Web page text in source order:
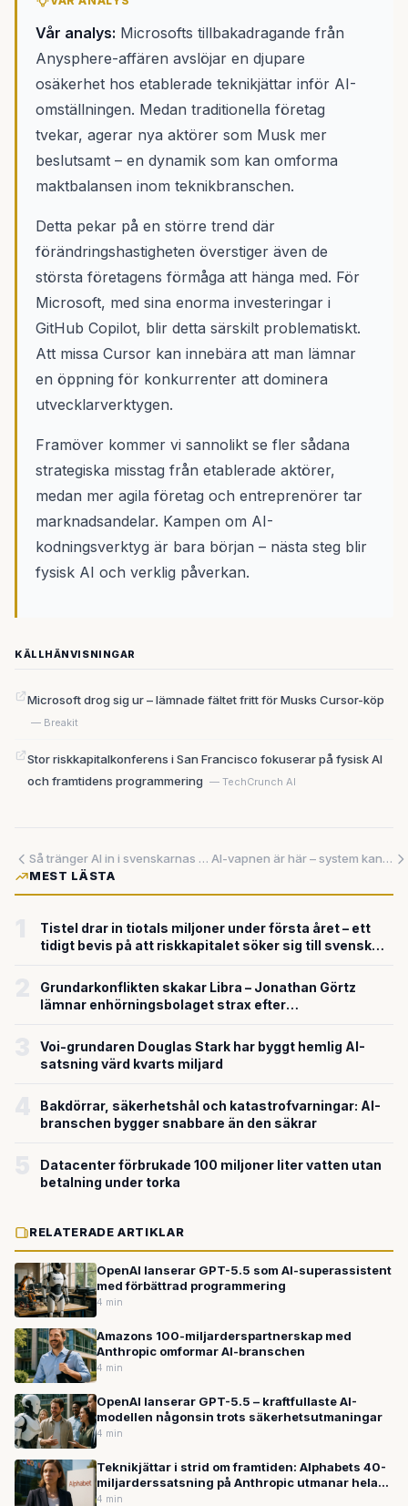
Vår analys: Microsofts tillbakadragande från
Anysphere-affären avslöjar en djupare
osäkerhet hos etablerade teknikjättar inför AI-
omställningen. Medan traditionella företag
tvekar, agerar nya aktörer som Musk mer
beslutsamt – en dynamik som kan omforma
maktbalansen inom teknikbranschen.
Detta pekar på en större trend där
förändringshastigheten överstiger även de
största företagens förmåga att hänga med. För
Microsoft, med sina enorma investeringar i
GitHub Copilot, blir detta särskilt problematiskt.
Att missa Cursor kan innebära att man lämnar
en öppning för konkurrenter att dominera
utvecklarverktygen.
Framöver kommer vi sannolikt se fler sådana
strategiska misstag från etablerade aktörer,
medan mer agila företag och entreprenörer tar
marknadsandelar. Kampen om AI-
kodningsverktyg är bara början – nästa steg blir
fysisk AI och verklig påverkan.
KÄLLHÄNVISNINGAR
Microsoft drog sig ur – lämnade fältet fritt för Musks Cursor-köp
— Breakit
Stor riskkapitalkonferens i San Francisco fokuserar på fysisk AI
och framtidens programmering — TechCrunch AI
Så tränger AI in i svenskarnas vardag – medan ojämställdheten består
AI-vapnen är här – system kan slå 5000 mål om dagen
MEST LÄSTA
Tistel drar in tiotals miljoner under första året – ett
tidigt bevis på att riskkapitalet söker sig till svensk
Grundarkonflikten skakar Libra – Jonathan Görtz
lämnar enhörningsbolaget strax efter
Voi-grundaren Douglas Stark har byggt hemlig AI-
satsning värd kvarts miljard
Bakdörrar, säkerhetshål och katastrofvarningar: AI-
branschen bygger snabbare än den säkrar
Datacenter förbrukade 100 miljoner liter vatten utan
betalning under torka
RELATERADE ARTIKLAR
OpenAI lanserar GPT-5.5 som AI-superassistent
med förbättrad programmering
4 min
Amazons 100-miljarderspartnerskap med
Anthropic omformar AI-branschen
4 min
OpenAI lanserar GPT-5.5 – kraftfullaste AI-
modellen någonsin trots säkerhetsutmaningar
4 min
Teknikjättar i strid om framtiden: Alphabets 40-
miljarderssatsning på Anthropic utmanar hela
AI-branschen
4 min